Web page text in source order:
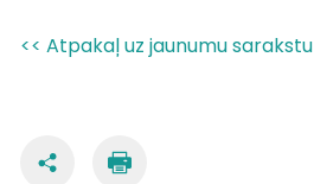
<< Atpakaļ uz jaunumu sarakstu